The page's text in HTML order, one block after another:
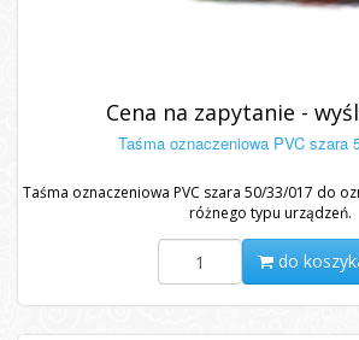
Cena na zapytanie -
Taśma oznaczeniowa PVC szara
Taśma oznaczeniowa PVC szara 50/33/017 do
różnego typu urządzeń.
do